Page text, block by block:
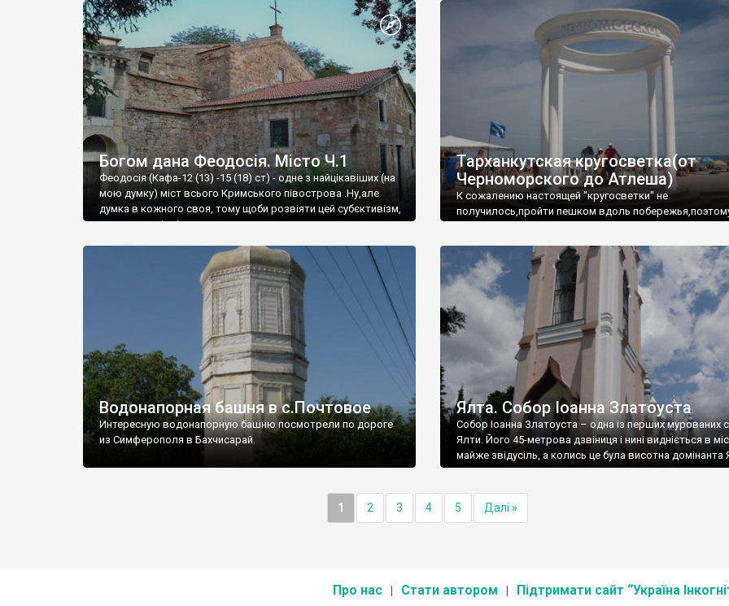
Богом дана Феодосія. Місто Ч.1
Феодосія (Кафа-12 (13) -15 (18) ст) - одне з найцікавіших (на
мою думку) міст всього Кримського півострова .Ну,але
думка в кожного своя, тому щоби розвіяти цей субєктивізм,
запрошую відвідати це
Тарханкутская кругосветка(от
Черноморского до Атлеша)
К сожалению настоящей "кругосветки" не
получилось,пройти пешком вдоль
Водонапорная башня в с.Почтовое
Интересную водонапорную башню посмотрели по дороге
из Симферополя в Бахчисарай.
Ялта. Собор Іоанна Златоуста
Собор Іоанна Златоуста – одна із перших мурованих
Ялти. Його 45-метрова дзвіниця і нині видніється в
майже звідусіль, а колись це була висотна домінанта
1 2 3 4 5 Далі »
Про нас Стати автором Підтримати сайт “Україна